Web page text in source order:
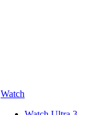
Watch